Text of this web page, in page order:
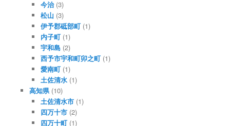
今治(3)
松山 (3)
伊予郡砥部町 (1)
内子町 (1)
宇和島 (2)
西予市宇和町卯之町 (1)
愛南町 (1)
土佐清水 (1)
高知県(10)
土佐清水市 (1)
四万十市 (2)
四万十町 (1)